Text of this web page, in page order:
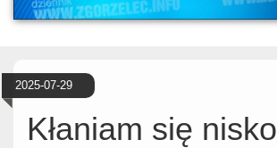
2025-07-29
Kłaniam się nisko